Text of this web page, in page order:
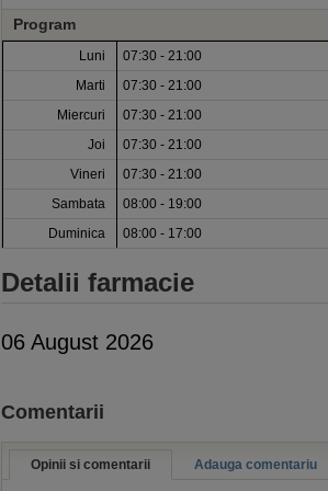
Program
Luni
07:30 - 21:00
Marti
07:30 - 21:00
Miercuri
07:30 - 21:00
Joi
07:30 - 21:00
Vineri
07:30 - 21:00
Sambata
08:00 - 19:00
Duminica
08:00 - 17:00
Detalii farmacie
06 August 2026
Comentarii
Opinii si comentarii Adauga comentariu